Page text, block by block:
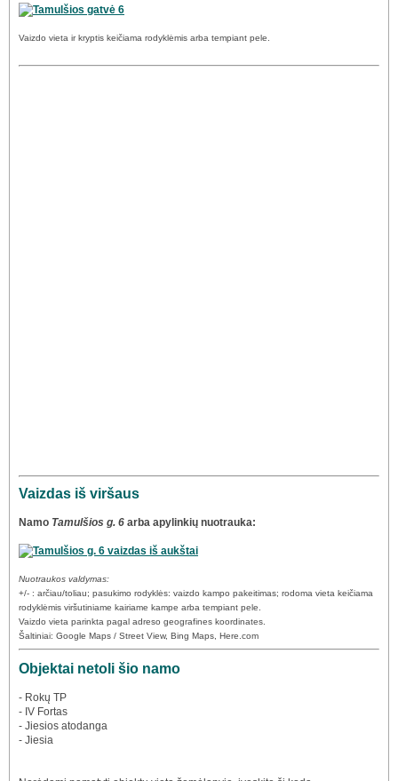
Vaizdo vieta ir kryptis keičiama rodyklėmis arba tempiant pele.
Vaizdas iš viršaus
Namo Tamulšios g. 6 arba apylinkių nuotrauka:
Nuotraukos valdymas:
+/- : arčiau/toliau; pasukimo rodyklės: vaizdo kampo pakeitimas; rodoma vieta keičiama
rodyklėmis viršutiniame kairiame kampe arba tempiant pele.
Vaizdo vieta parinkta pagal adreso geografines koordinates.
Šaltiniai: Google Maps / Street View, Bing Maps, Here.com
Objektai netoli šio namo
- Rokų TP
- IV Fortas
- Jiesios atodanga
- Jiesia